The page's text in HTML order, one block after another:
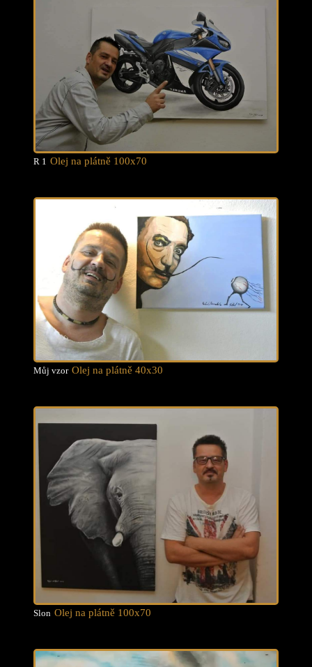
R 1 Olej na plátně 100x70
Můj vzor Olej na plátně 40x30
Slon Olej na plátně 100x70